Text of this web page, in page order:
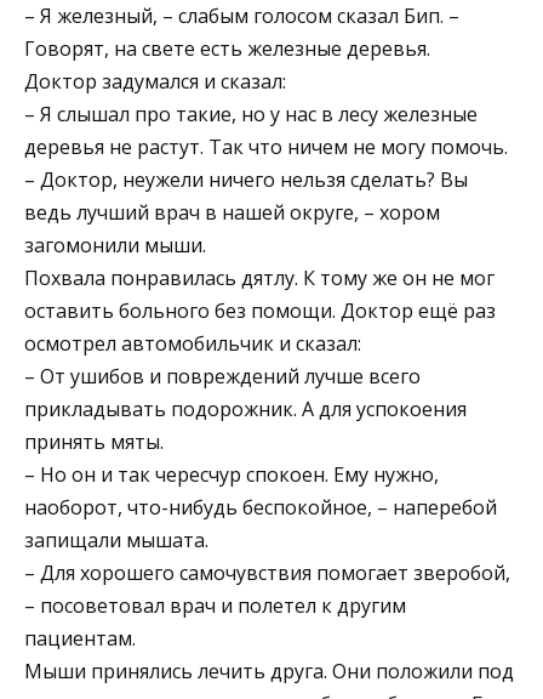
– Я железный, – слабым голосом сказал Бип. –
Говорят, на свете есть железные деревья.
Доктор задумался и сказал:
– Я слышал про такие, но у нас в лесу железные
деревья не растут. Так что ничем не могу помочь.
– Доктор, неужели ничего нельзя сделать? Вы
ведь лучший врач в нашей округе, – хором
загомонили мыши.
Похвала понравилась дятлу. К тому же он не мог
оставить больного без помощи. Доктор ещё раз
осмотрел автомобильчик и сказал:
– От ушибов и повреждений лучше всего
прикладывать подорожник. А для успокоения
принять мяты.
– Но он и так чересчур спокоен. Ему нужно,
наоборот, что-нибудь беспокойное, – наперебой
запищали мышата.
– Для хорошего самочувствия помогает зверобой,
– посоветовал врач и полетел к другим
пациентам.
Мыши принялись лечить друга. Они положили под